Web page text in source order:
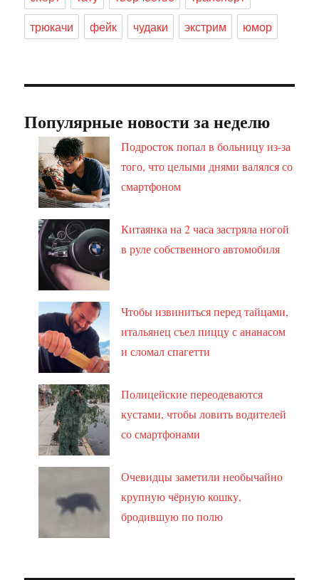
трюкачи
фейк чудаки экстрим юмор
Популярные новости за неделю
Подросток попал в больницу из-за
того, что целыми днями валялся со
смартфоном
Китаянка на 2 часа застряла ногой
в руле собственного автомобиля
Чтобы извиниться перед тайцами,
итальянец съел пиццу с ананасом
и сломал спагетти
Полицейские переодеваются
кустами, чтобы ловить водителей
со смартфонами
Очевидцы заметили необычайно
крупную чёрную кошку,
бродившую по полю